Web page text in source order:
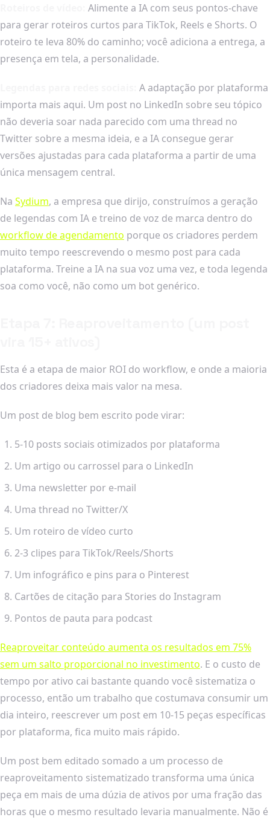
Alimente a IA com seus pontos-chave
para gerar roteiros curtos para TikTok, Reels e Shorts. O
roteiro te leva 80% do caminho; você adiciona a entrega, a
presença em tela, a personalidade.
A adaptação por plataforma
importa mais aqui. Um post no LinkedIn sobre seu tópico
não deveria soar nada parecido com uma thread no
Twitter sobre a mesma ideia, e a IA consegue gerar
versões ajustadas para cada plataforma a partir de uma
única mensagem central.
Na Sydium, a empresa que dirijo, construímos a geração
de legendas com IA e treino de voz de marca dentro do
workflow de agendamento porque os criadores perdem
muito tempo reescrevendo o mesmo post para cada
plataforma. Treine a IA na sua voz uma vez, e toda legenda
soa como você, não como um bot genérico.
Esta é a etapa de maior ROI do workflow, e onde a maioria
dos criadores deixa mais valor na mesa.
Um post de blog bem escrito pode virar:
5-10 posts sociais otimizados por plataforma
Um artigo ou carrossel para o LinkedIn
Uma newsletter por e-mail
Uma thread no Twitter/X
Um roteiro de vídeo curto
2-3 clipes para TikTok/Reels/Shorts
Um infográfico e pins para o Pinterest
Cartões de citação para Stories do Instagram
Pontos de pauta para podcast
Reaproveitar conteúdo aumenta os resultados em 75%
sem um salto proporcional no investimento. E o custo de
tempo por ativo cai bastante quando você sistematiza o
processo, então um trabalho que costumava consumir um
dia inteiro, reescrever um post em 10-15 peças específicas
por plataforma, fica muito mais rápido.
Um post bem editado somado a um processo de
reaproveitamento sistematizado transforma uma única
peça em mais de uma dúzia de ativos por uma fração das
horas que o mesmo resultado levaria manualmente. Não é